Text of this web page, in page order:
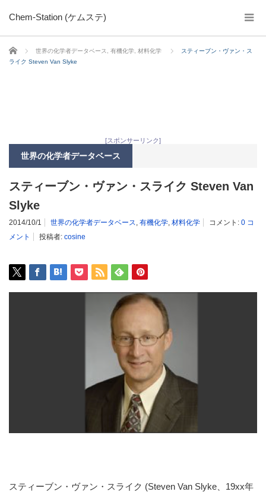
Chem-Station (ケムステ)
ホーム 世界の化学者データベース 有機化学 材料化学
スティーブン・ヴァン・ス
ライク Steven Van Slyke
[スポンサーリンク]
世界の化学者データベース
スティーブン・ヴァン・スライク Steven Van
Slyke
2014/10/1 世界の化学者データベース, 有機化学, 材料化学 コメント: 0 コ
メント
投稿者: cosine
スティーブン・ヴァン・スライク (Steven Van Slyke、19xx年